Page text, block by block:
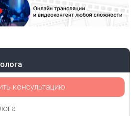
консультацию